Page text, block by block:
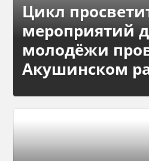
Цикл
мероприятий
молодёжи
Акушинском